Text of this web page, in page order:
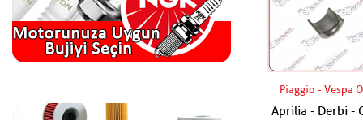
Piaggio - Vespa
Aprilia - Derbi -